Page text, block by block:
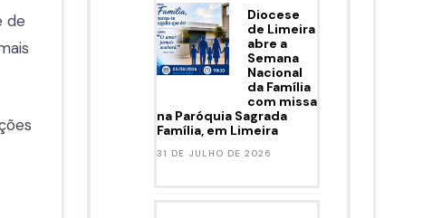
de
Diocese
de Limeira
abre a
Semana
Nacional
da Família
com missa
na Paróquia Sagrada
Família, em Limeira
31 DE JULHO DE 2026